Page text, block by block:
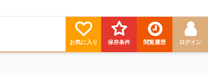
ログイン
閲覧履歴
保存条件
お気に入り